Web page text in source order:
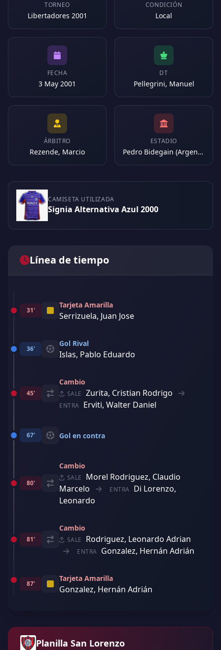
TORNEO
Libertadores 2001
CONDICIÓN
Local
FECHA
3 May 2001
DT
Pellegrini, Manuel
ÁRBITRO
Rezende, Marcio
ESTADIO
Pedro Bidegain (Argentina)
CAMISETA UTILIZADA
Signia Alternativa Azul 2000
Línea de tiempo
31'
Tarjeta Amarilla
Serrizuela, Juan Jose
36'
Gol Rival
Islas, Pablo Eduardo
45'
Cambio
SALE Zurita, Cristian Rodrigo
ENTRA Erviti, Walter Daniel
67' Gol en contra
80'
Cambio
SALE
Morel Rodriguez, Claudio
Marcelo
ENTRA Di Lorenzo,
Leonardo
81'
Cambio
SALE Rodriguez, Leonardo Adrian
ENTRA Gonzalez, Hernán Adrián
87'
Tarjeta Amarilla
Gonzalez, Hernán Adrián
Planilla San Lorenzo